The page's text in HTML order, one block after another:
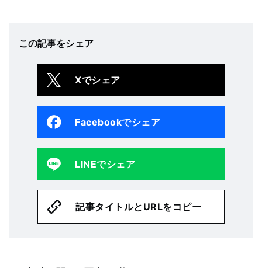
この記事をシェア
Xでシェア
Facebookでシェア
LINEでシェア
記事タイトルとURLをコピー